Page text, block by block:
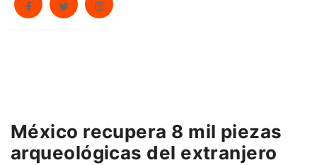
México recupera 8 mil piezas
arqueológicas del extranjero